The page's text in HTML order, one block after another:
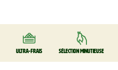
Ultra-frais Sélection minutieuse